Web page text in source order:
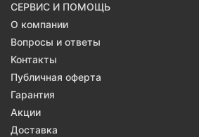
СЕРВИС И ПОМОЩЬ
О компании
Вопросы и ответы
Контакты
Публичная оферта
Гарантия
Акции
Доставка